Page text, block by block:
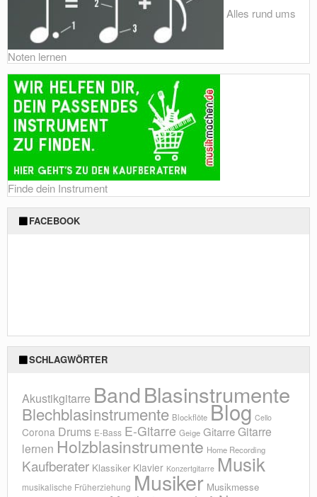
Alles rund ums
Noten lernen
Finde dein Instrument
FACEBOOK
SCHLAGWÖRTER
Akustikgitarre BandBlasinstrumente
Blechblasinstrumente Blockflöte Blog Cello
Corona Drums E-Bass E-Gitarre Geige GitarreGitarre
lernen Holzblasinstrumente Home Recording
Kaufberater Klassiker Klavier Konzertgitarre Musik
musikalische Früherziehung Musiker Musikmesse